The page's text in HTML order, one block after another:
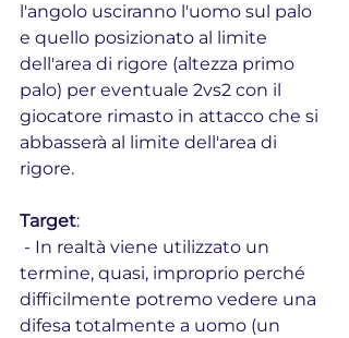
l'angolo usciranno l'uomo sul palo
e quello posizionato al limite
dell'area di rigore (altezza primo
palo) per eventuale 2vs2 con il
giocatore rimasto in attacco che si
abbasserà al limite dell'area di
rigore.
Target:
termine, quasi, improprio perché
difficilmente potremo vedere una
difesa totalmente a uomo (un